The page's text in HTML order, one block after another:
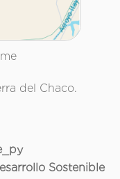
del Chaco.
Sostenible